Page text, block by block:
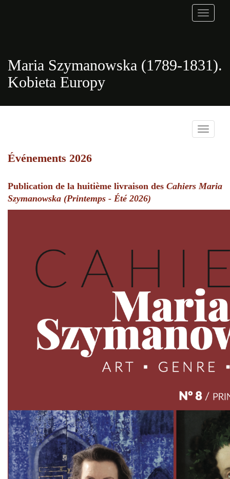
Toggle
Maria Szymanowska (1789-1831).
Kobieta Europy
Toggle
Événements 2026
Publication de la huitième livraison des Cahiers Maria
Szymanowska (Printemps - Été 2026)